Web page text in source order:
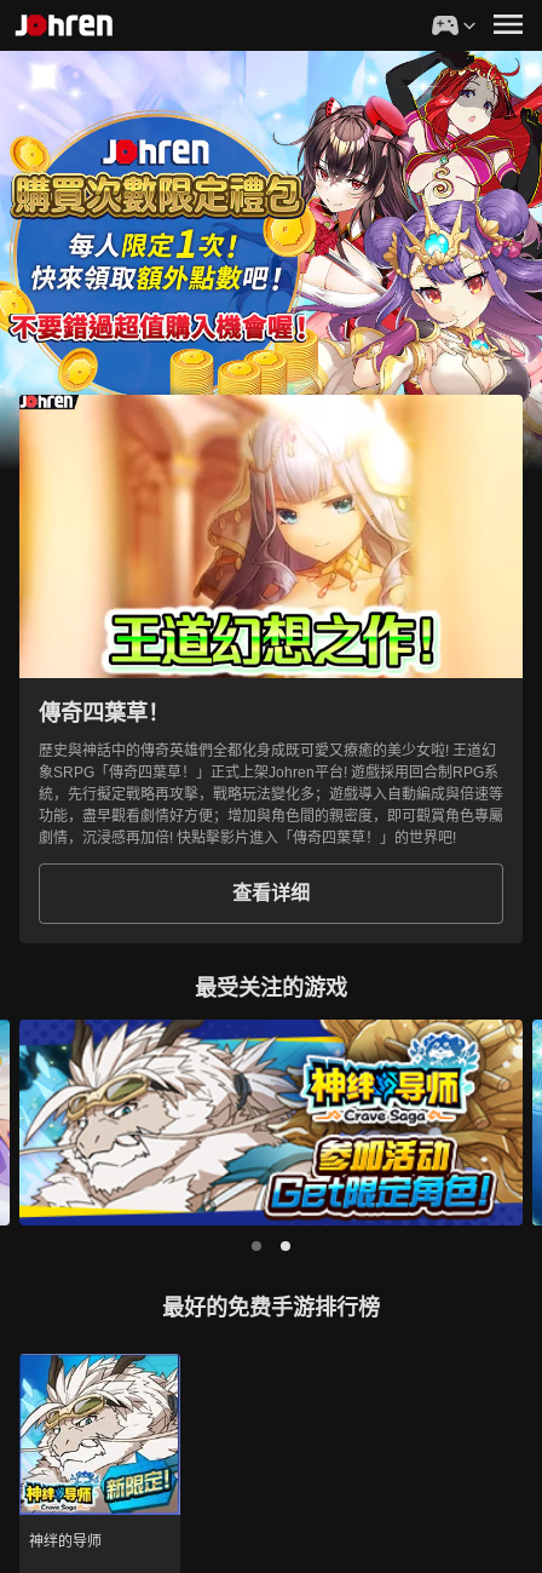
傳奇四葉草！
歷史與神話中的傳奇英雄們全都化身成既可愛又療癒的美少女啦! 王道幻
象SRPG「傳奇四葉草！」正式上架Johren平台! 遊戲採用回合制RPG系
統，先行擬定戰略再攻擊，戰略玩法變化多；遊戲導入自動編成與倍速等
功能，盡早觀看劇情好方便；增加與角色間的親密度，即可觀賞角色專屬
劇情，沉浸感再加倍! 快點擊影片進入「傳奇四葉草！」的世界吧!
查看详细
最受关注的游戏
最好的免费手游排行榜
神绊的导师